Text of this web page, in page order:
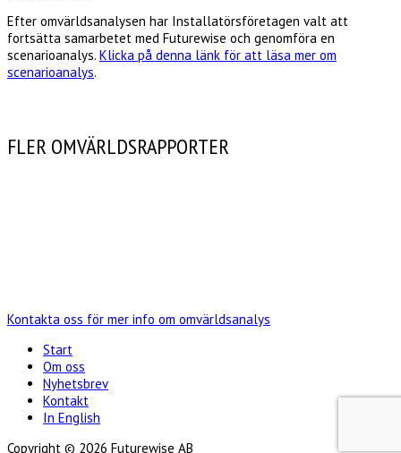
Efter omvärldsanalysen har Installatörsföretagen valt att
fortsätta samarbetet med Futurewise och genomföra en
scenarioanalys. Klicka på denna länk för att läsa mer om
scenarioanalys.
FLER OMVÄRLDSRAPPORTER
Kontakta oss för mer info om omvärldsanalys
Start
Om oss
Nyhetsbrev
Kontakt
In English
Copyright © 2026 Futurewise AB